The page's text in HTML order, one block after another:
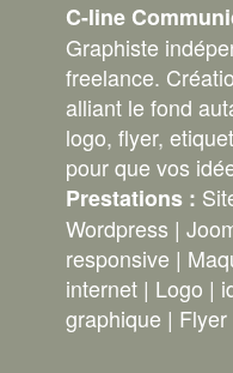
C-line
Graphiste
freelance.
alliant le fond
logo, flyer,
pour que vos
Prestations :
Wordpress |
responsive |
internet | Logo |
graphique |